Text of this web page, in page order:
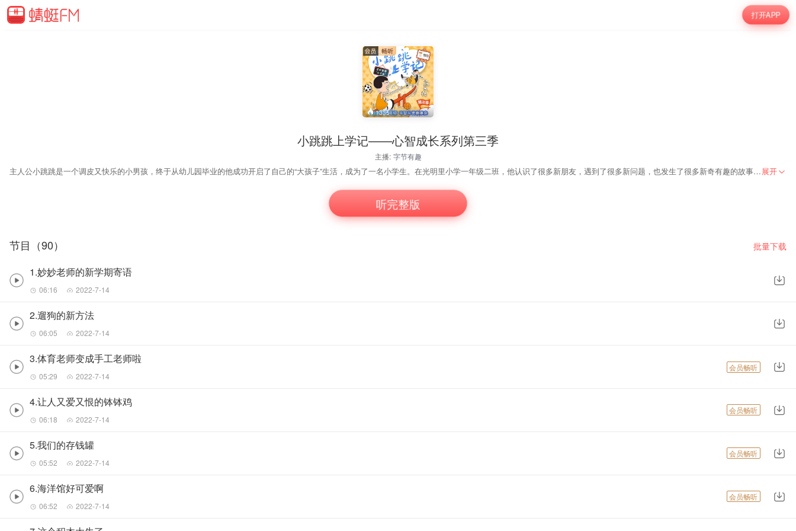
打开APP
1335
小跳跳上学记——心智成长系列第三季
主播: 字节有趣
主人公小跳跳是一个调皮又快乐的小男孩，终于从幼儿园毕业的他成功开启了自己的“大孩子”生活，成为了一名小学生。在光明里小学一年级二班，他认识了很多新朋友，遇到了很多新问题，也发生了很多新奇有趣的故事。小跳跳把所有故事都写在了自己的日记中，悄悄地藏在了抽屉的最深处。展开
听完整版
节目（90） 批量下载
1.妙妙老师的新学期寄语
06:16 2022-7-14
2.遛狗的新方法
06:05 2022-7-14
3.体育老师变成手工老师啦
05:29 2022-7-14
会员畅听
4.让人又爱又恨的钵钵鸡
06:18 2022-7-14
会员畅听
5.我们的存钱罐
05:52 2022-7-14
会员畅听
6.海洋馆好可爱啊
06:52 2022-7-14
会员畅听